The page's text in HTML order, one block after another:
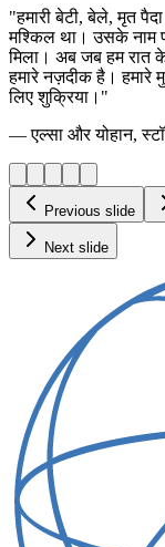
"हमारी बेटी, बेले, मृत
मश्किल था। उसके नाम
मिला। अब जब हम रात
हमारे नज़दीक है। हमारे
लिए शुक्रिया।"
— एल्सा और योहान,
Previous slide
Next slide